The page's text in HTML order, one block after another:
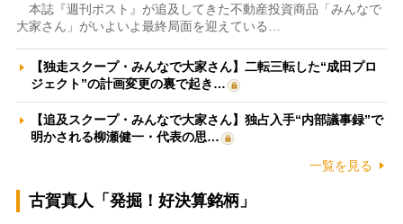
本誌『週刊ポスト』が追及してきた不動産投資商品「みんなで
大家さん」がいよいよ最終局面を迎えている…
【独走スクープ・みんなで大家さん】二転三転した“成田プロ
ジェクト”の計画変更の裏で起き…
【追及スクープ・みんなで大家さん】独占入手“内部議事録”で
明かされる柳瀬健一・代表の思…
一覧を見る
古賀真人「発掘！好決算銘柄」